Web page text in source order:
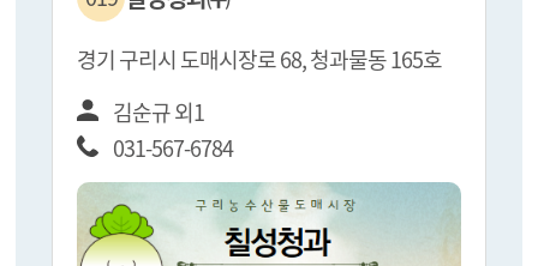
경기 구리시 도매시장로 68, 청과물동 165호
김순규 외1
031-567-6784